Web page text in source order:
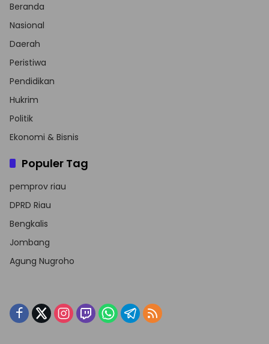
Beranda
Nasional
Daerah
Peristiwa
Pendidikan
Hukrim
Politik
Ekonomi & Bisnis
Populer Tag
pemprov riau
DPRD Riau
Bengkalis
Jombang
Agung Nugroho